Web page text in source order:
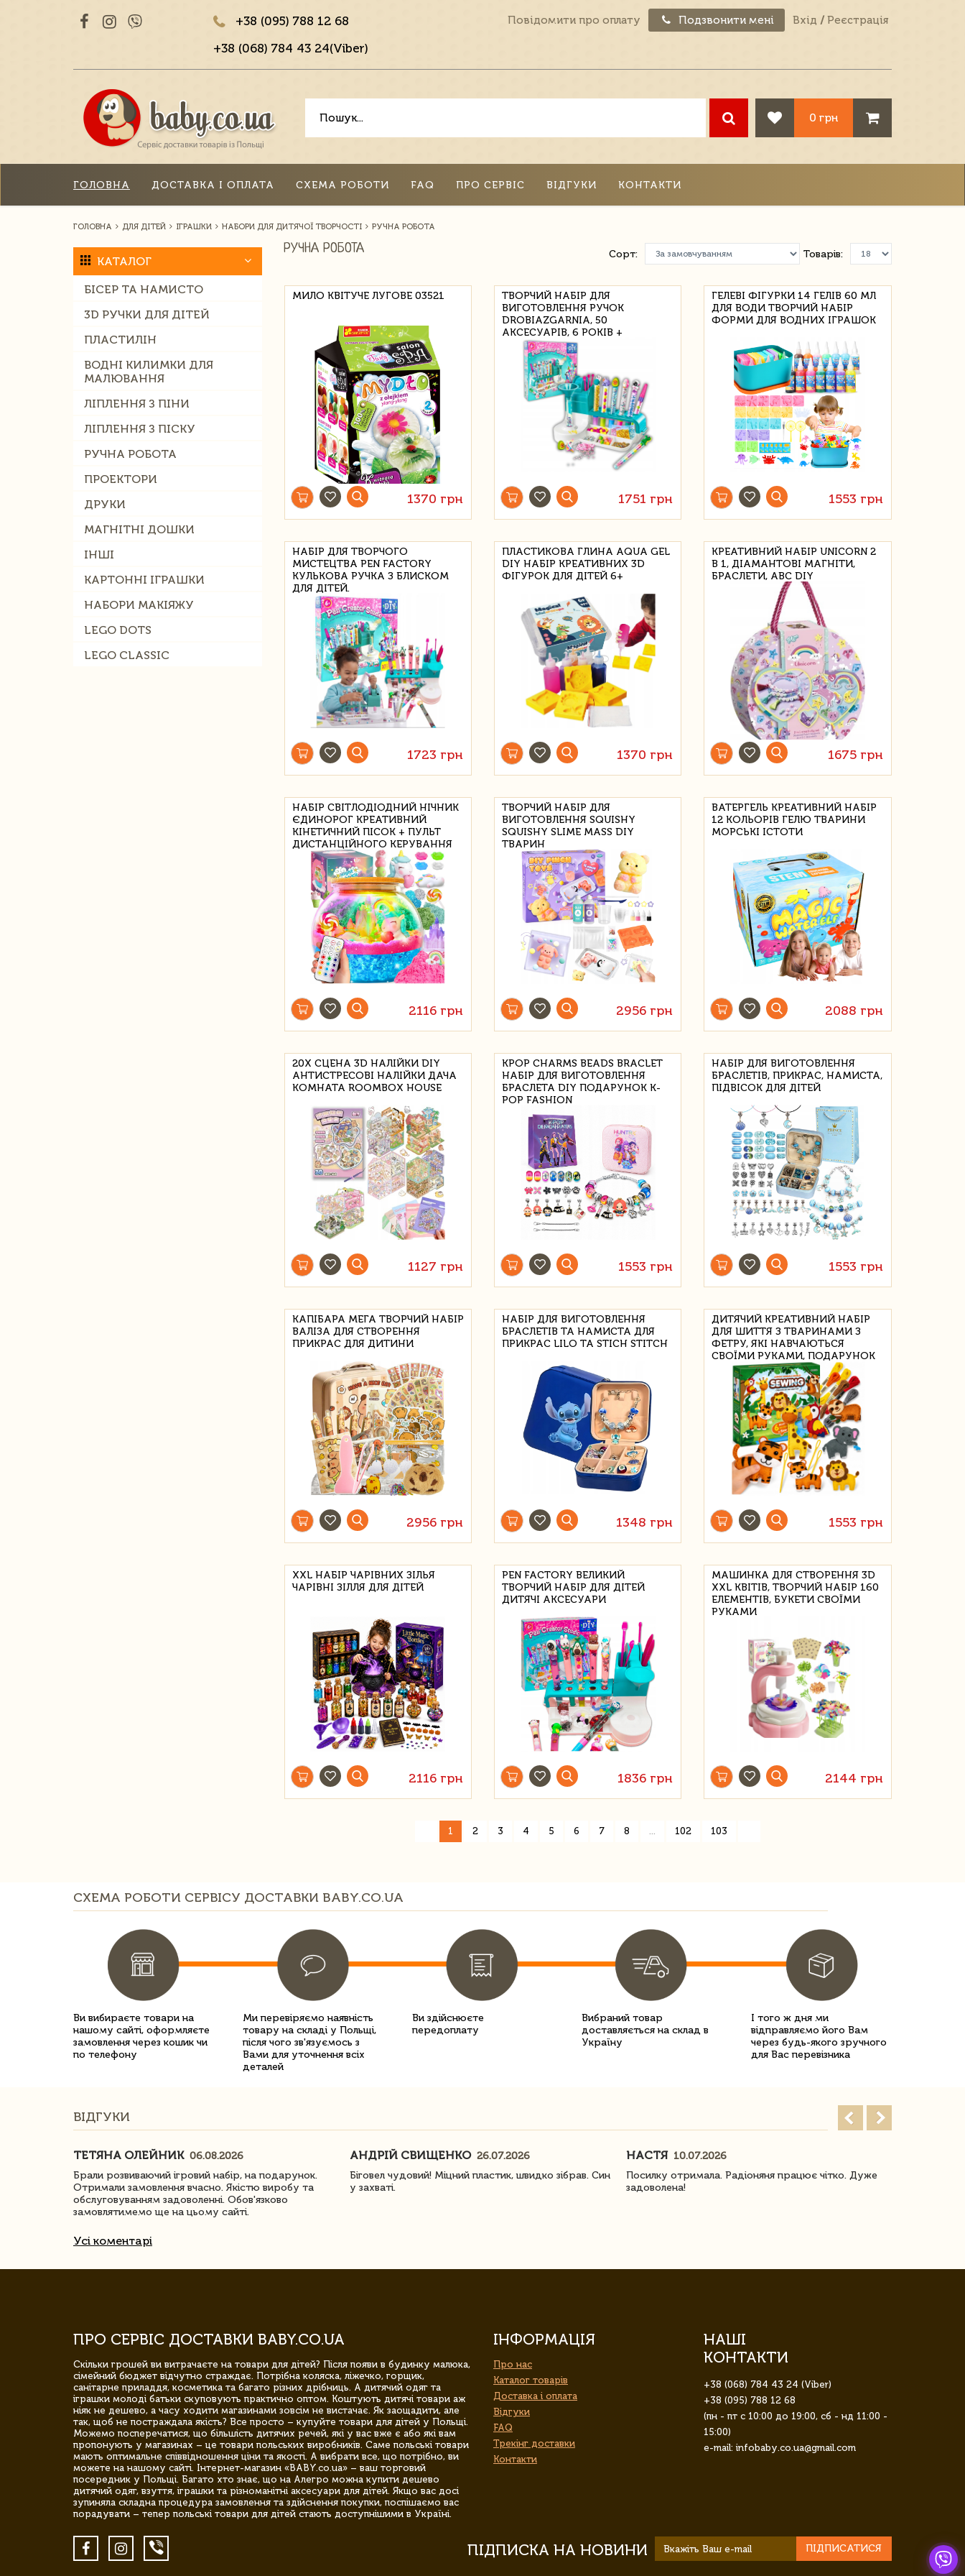
+38 (095) 788 12 68
+38 (068) 784 43 24(Viber)
Повідомити про оплату Подзвонити мені Вхід / Реєстрація
0 грн
ГОЛОВНА ДОСТАВКА І ОПЛАТА СХЕМА РОБОТИ FAQ ПРО СЕРВІС ВІДГУКИ КОНТАКТИ
ГОЛОВНА ДЛЯ ДІТЕЙ ІГРАШКИ НАБОРИ ДЛЯ ДИТЯЧОЇ ТВОРЧОСТІ РУЧНА РОБОТА
КАТАЛОГ
БІСЕР ТА НАМИСТО
3D РУЧКИ ДЛЯ ДІТЕЙ
ПЛАСТИЛІН
ВОДНІ КИЛИМКИ ДЛЯ
МАЛЮВАННЯ
ЛІПЛЕННЯ З ПІНИ
ЛІПЛЕННЯ З ПІСКУ
РУЧНА РОБОТА
ПРОЕКТОРИ
ДРУКИ
МАГНІТНІ ДОШКИ
ІНШІ
КАРТОННІ ІГРАШКИ
НАБОРИ МАКІЯЖУ
LEGO DOTS
LEGO CLASSIC
РУЧНА РОБОТА Товарів:
Сорт:
МИЛО КВІТУЧЕ ЛУГОВЕ 03521
1370 грн
ТВОРЧИЙ НАБІР ДЛЯ
ВИГОТОВЛЕННЯ РУЧОК
DROBIAZGARNIA, 50
АКСЕСУАРІВ, 6 РОКІВ +
1751 грн
ГЕЛЕВІ ФІГУРКИ 14 ГЕЛІВ 60 МЛ
ДЛЯ ВОДИ ТВОРЧИЙ НАБІР
ФОРМИ ДЛЯ ВОДНИХ ІГРАШОК
1553 грн
НАБІР ДЛЯ ТВОРЧОГО
МИСТЕЦТВА PEN FACTORY
КУЛЬКОВА РУЧКА З БЛИСКОМ
ДЛЯ ДІТЕЙ.
1723 грн
ПЛАСТИКОВА ГЛИНА AQUA GEL
DIY НАБІР КРЕАТИВНИХ 3D
ФІГУРОК ДЛЯ ДІТЕЙ 6+
1370 грн
КРЕАТИВНИЙ НАБІР UNICORN 2
В 1, ДІАМАНТОВІ МАГНІТИ,
БРАСЛЕТИ, ABC DIY
1675 грн
НАБІР СВІТЛОДІОДНИЙ НІЧНИК
ЄДИНОРОГ КРЕАТИВНИЙ
КІНЕТИЧНИЙ ПІСОК + ПУЛЬТ
ДИСТАНЦІЙНОГО КЕРУВАННЯ
2116 грн
ТВОРЧИЙ НАБІР ДЛЯ
ВИГОТОВЛЕННЯ SQUISHY
SQUISHY SLIME MASS DIY
ТВАРИН
2956 грн
ВАТЕРГЕЛЬ КРЕАТИВНИЙ НАБІР
12 КОЛЬОРІВ ГЕЛЮ ТВАРИНИ
МОРСЬКІ ІСТОТИ
2088 грн
20X СЦЕНА 3D НАЛІЙКИ DIY
АНТИСТРЕСОВІ НАЛІЙКИ ДАЧА
КОМНАТА ROOMBOX HOUSE
1127 грн
KPOP CHARMS BEADS BRACLET
НАБІР ДЛЯ ВИГОТОВЛЕННЯ
БРАСЛЕТА DIY ПОДАРУНОК K-
POP FASHION
1553 грн
НАБІР ДЛЯ ВИГОТОВЛЕННЯ
БРАСЛЕТІВ, ПРИКРАС, НАМИСТА,
ПІДВІСОК ДЛЯ ДІТЕЙ
1553 грн
КАПІБАРА МЕГА ТВОРЧИЙ НАБІР
ВАЛІЗА ДЛЯ СТВОРЕННЯ
ПРИКРАС ДЛЯ ДИТИНИ
2956 грн
НАБІР ДЛЯ ВИГОТОВЛЕННЯ
БРАСЛЕТІВ ТА НАМИСТА ДЛЯ
ПРИКРАС LILO ТА STICH STITCH
1348 грн
ДИТЯЧИЙ КРЕАТИВНИЙ НАБІР
ДЛЯ ШИТТЯ З ТВАРИНАМИ З
ФЕТРУ, ЯКІ НАВЧАЮТЬСЯ
СВОЇМИ РУКАМИ, ПОДАРУНОК
1553 грн
XXL НАБІР ЧАРІВНИХ ЗІЛЬЯ
ЧАРІВНІ ЗІЛЛЯ ДЛЯ ДІТЕЙ
2116 грн
PEN FACTORY ВЕЛИКИЙ
ТВОРЧИЙ НАБІР ДЛЯ ДІТЕЙ
ДИТЯЧІ АКСЕСУАРИ
1836 грн
МАШИНКА ДЛЯ СТВОРЕННЯ 3D
XXL КВІТІВ, ТВОРЧИЙ НАБІР 160
ЕЛЕМЕНТІВ, БУКЕТИ СВОЇМИ
РУКАМИ
2144 грн
1 2 3 4 5 6 7 8 ... 102 103
СХЕМА РОБОТИ СЕРВІСУ ДОСТАВКИ BABY.CO.UA
Ви вибираєте товари на
нашому сайті, оформляєте
замовлення через кошик чи
по телефону
Ми перевіряємо наявність
товару на складі у Польщі,
після чого зв'язуємось з
Вами для уточнення всіх
деталей
Ви здійснюєте
передоплату
Вибраний товар
доставляється на склад в
Україну
І того ж дня ми
відправляємо його Вам
через будь-якого зручного
для Вас перевізника
ВІДГУКИ
ТЕТЯНА ОЛЕЙНИК 06.08.2026
Брали розвиваючий ігровий набір, на подарунок.
Отримали замовлення вчасно. Якістю виробу та
обслуговуванням задоволенні. Обов'язково
замовлятимемо ще на цьому сайті.
АНДРІЙ СВИЩЕНКО 26.07.2026
Біговел чудовий! Міцний пластик, швидко зібрав. Син
у захваті.
НАСТЯ 10.07.2026
Посилку отримала. Радіоняня працює чітко. Дуже
задоволена!
Усі коментарі
ПРО СЕРВІС ДОСТАВКИ BABY.CO.UA
Скільки грошей ви витрачаєте на товари для дітей? Після появи в будинку малюка,
сімейний бюджет відчутно страждає. Потрібна коляска, ліжечко, горщик,
санітарне приладдя, косметика та багато різних дрібниць. А дитячий одяг та
іграшки молоді батьки скуповують практично оптом. Коштують дитячі товари аж
ніяк не дешево, а часу ходити магазинами зовсім не вистачає. Як заощадити, але
так, щоб не постраждала якість? Все просто – купуйте товари для дітей у Польщі.
Можемо посперечатися, що більшість дитячих речей, які у вас вже є або які вам
пропонують у магазинах – це товари польських виробників. Саме польські товари
мають оптимальне співвідношення ціни та якості. А вибрати все, що потрібно, ви
можете на нашому сайті. Інтернет-магазин «BABY.co.ua» – ваш торговий
посередник у Польщі. Багато хто знає, що на Алегро можна купити дешево
дитячий одяг, взуття, іграшки та різноманітні аксесуари для дітей. Якщо вас досі
зупиняла складна процедура замовлення та здійснення покупки, поспішаємо вас
порадувати – тепер польські товари для дітей стають доступнішими в Україні.
ІНФОРМАЦІЯ
Про нас
Каталог товарів
Доставка і оплата
Відгуки
FAQ
Трекінг доставки
Контакти
НАШІ
КОНТАКТИ
+38 (068) 784 43 24 (Viber)
+38 (095) 788 12 68
(пн - пт с 10:00 до 19:00, сб - нд 11:00 -
15:00)
e-mail: infobaby.co.ua@gmail.com
ПІДПИСКА НА НОВИНИ ПІДПИСАТИСЯ